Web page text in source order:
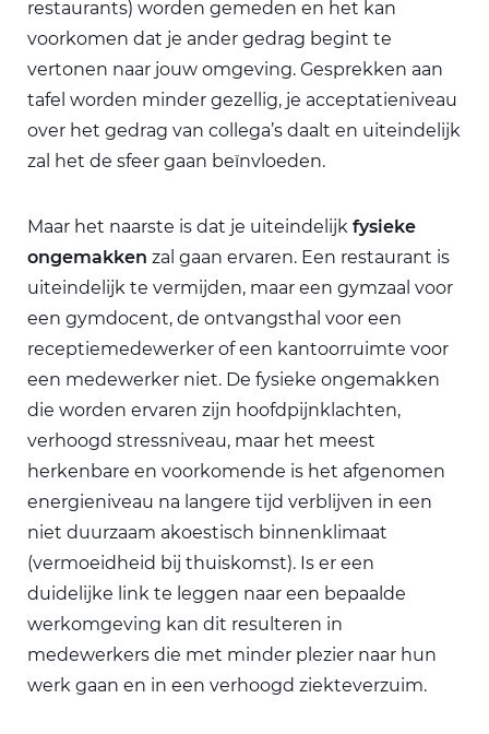
restaurants) worden gemeden en het kan
voorkomen dat je ander gedrag begint te
vertonen naar jouw omgeving. Gesprekken aan
tafel worden minder gezellig, je acceptatieniveau
over het gedrag van collega’s daalt en uiteindelijk
zal het de sfeer gaan beïnvloeden.
Maar het naarste is dat je uiteindelijk fysieke
ongemakken zal gaan ervaren. Een restaurant is
uiteindelijk te vermijden, maar een gymzaal voor
een gymdocent, de ontvangsthal voor een
receptiemedewerker of een kantoorruimte voor
een medewerker niet. De fysieke ongemakken
die worden ervaren zijn hoofdpijnklachten,
verhoogd stressniveau, maar het meest
herkenbare en voorkomende is het afgenomen
energieniveau na langere tijd verblijven in een
niet duurzaam akoestisch binnenklimaat
(vermoeidheid bij thuiskomst). Is er een
duidelijke link te leggen naar een bepaalde
werkomgeving kan dit resulteren in
medewerkers die met minder plezier naar hun
werk gaan en in een verhoogd ziekteverzuim.